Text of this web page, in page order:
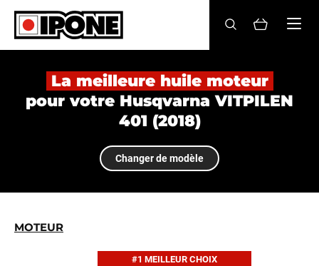
Ipone
HUILES MOTEUR
ENTRETIEN
MAINTENANCE
La meilleure huile moteur
pour votre Husqvarna VITPILEN
401 (2018)
Changer de modèle
MOTEUR
#1 MEILLEUR CHOIX